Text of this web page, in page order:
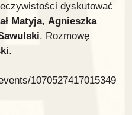
dyskutować
Matyja, Agnieszka
. Rozmowę
.
1070527417015349